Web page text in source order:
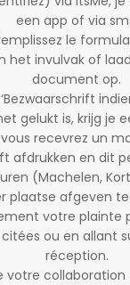
een app of via
le
het invulvak of
document op.
gelukt is, krijg je
vous recevrez un
afdrukken en dit
(Machelen,
afgeven
votre plainte
ou en allant
réception.
collaboration